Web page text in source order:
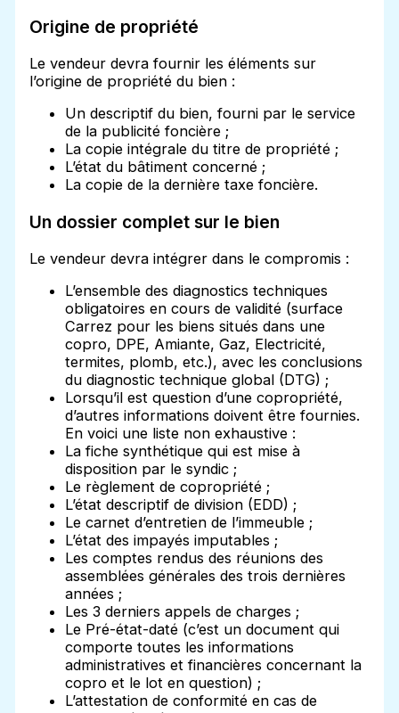
Origine de propriété
Le vendeur devra fournir les éléments sur
l’origine de propriété du bien :
Un descriptif du bien, fourni par le service
de la publicité foncière ;
La copie intégrale du titre de propriété ;
L’état du bâtiment concerné ;
La copie de la dernière taxe foncière.
Un dossier complet sur le bien
Le vendeur devra intégrer dans le compromis :
L’ensemble des diagnostics techniques
obligatoires en cours de validité (surface
Carrez pour les biens situés dans une
copro, DPE, Amiante, Gaz, Electricité,
termites, plomb, etc.), avec les conclusions
du diagnostic technique global (DTG) ;
Lorsqu’il est question d’une copropriété,
d’autres informations doivent être fournies.
En voici une liste non exhaustive :
La fiche synthétique qui est mise à
disposition par le syndic ;
Le règlement de copropriété ;
L’état descriptif de division (EDD) ;
Le carnet d’entretien de l’immeuble ;
L’état des impayés imputables ;
Les comptes rendus des réunions des
assemblées générales des trois dernières
années ;
Les 3 derniers appels de charges ;
Le Pré-état-daté (c’est un document qui
comporte toutes les informations
administratives et financières concernant la
copro et le lot en question) ;
L’attestation de conformité en cas de